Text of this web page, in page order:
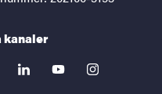
kanaler
linkedinyoutubeinstagram